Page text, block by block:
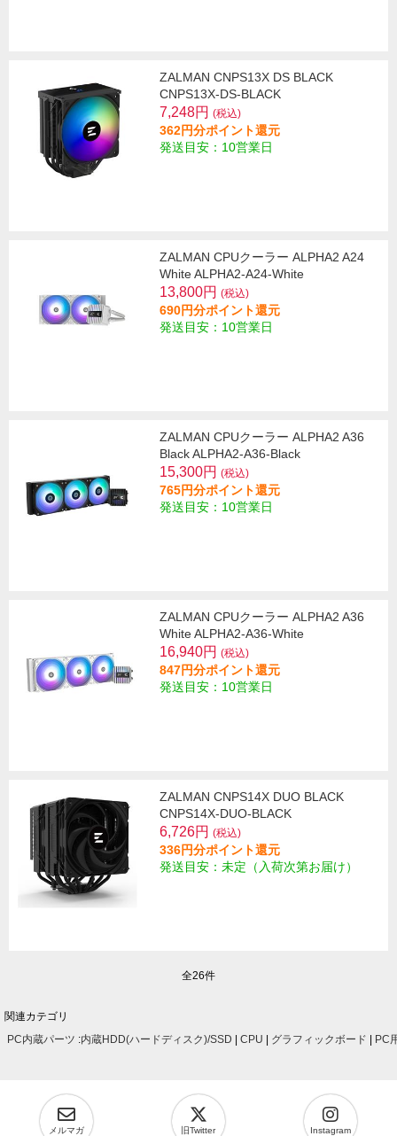
ZALMAN CNPS13X DS BLACK
CNPS13X-DS-BLACK
7,248円 (税込)
362円分ポイント還元
発送目安：10営業日
ZALMAN CPUクーラー ALPHA2 A24
White ALPHA2-A24-White
13,800円 (税込)
690円分ポイント還元
発送目安：10営業日
ZALMAN CPUクーラー ALPHA2 A36
Black ALPHA2-A36-Black
15,300円 (税込)
765円分ポイント還元
発送目安：10営業日
ZALMAN CPUクーラー ALPHA2 A36
White ALPHA2-A36-White
16,940円 (税込)
847円分ポイント還元
発送目安：10営業日
ZALMAN CNPS14X DUO BLACK
CNPS14X-DUO-BLACK
6,726円 (税込)
336円分ポイント還元
発送目安：未定（入荷次第お届け）
全26件
関連カテゴリ
PC内蔵パーツ :内蔵HDD(ハードディスク)/SSD CPU グラフィックボード PC
メルマガ 旧Twitter Instagram